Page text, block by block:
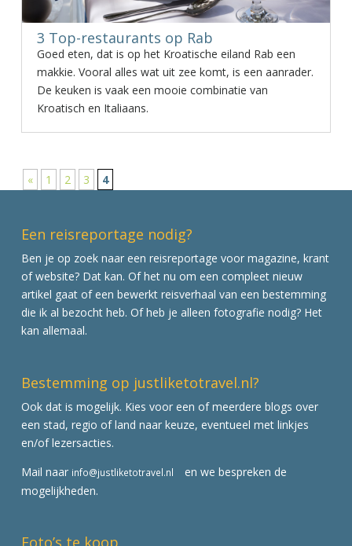
3 Top-restaurants op Rab
Goed eten, dat is op het Kroatische eiland Rab een
makkie. Vooral alles wat uit zee komt, is een aanrader.
De keuken is vaak een mooie combinatie van
Kroatisch en Italiaans.
« 1 2 3 4
Een reisreportage nodig?
Ben je op zoek naar een reisreportage voor magazine, krant
of website? Dat kan. Of het nu om een compleet nieuw
artikel gaat of een bewerkt reisverhaal van een bestemming
die ik al bezocht heb. Of heb je alleen fotografie nodig? Het
kan allemaal.
Bestemming op justliketotravel.nl?
Ook dat is mogelijk. Kies voor een of meerdere blogs over
een stad, regio of land naar keuze, eventueel met linkjes
en/of lezersacties.
Mail naar info@justliketotravel.nl
en we bespreken de
mogelijkheden.
Foto’s te koop